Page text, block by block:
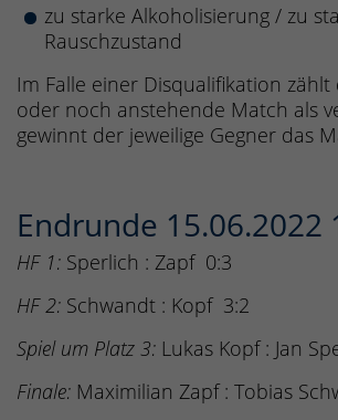
zu starke Alkoholisierung / zu
Rauschzustand
Im Falle einer Disqualifikation zählt
oder noch anstehende Match als
gewinnt der jeweilige Gegner das
Endrunde 15.06.2022
HF 1: Sperlich : Zapf 0:3
HF 2: Schwandt : Kopf 3:2
Spiel um Platz 3: Lukas Kopf : Jan
Finale: Maximilian Zapf : Tobias